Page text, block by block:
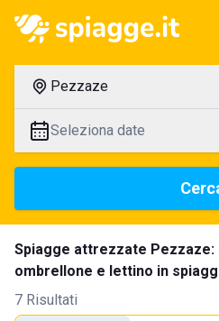
Pezzaze
Seleziona date
Spiagge attrezzate Pezzaze:
ombrellone e lettino in
7 Risultati